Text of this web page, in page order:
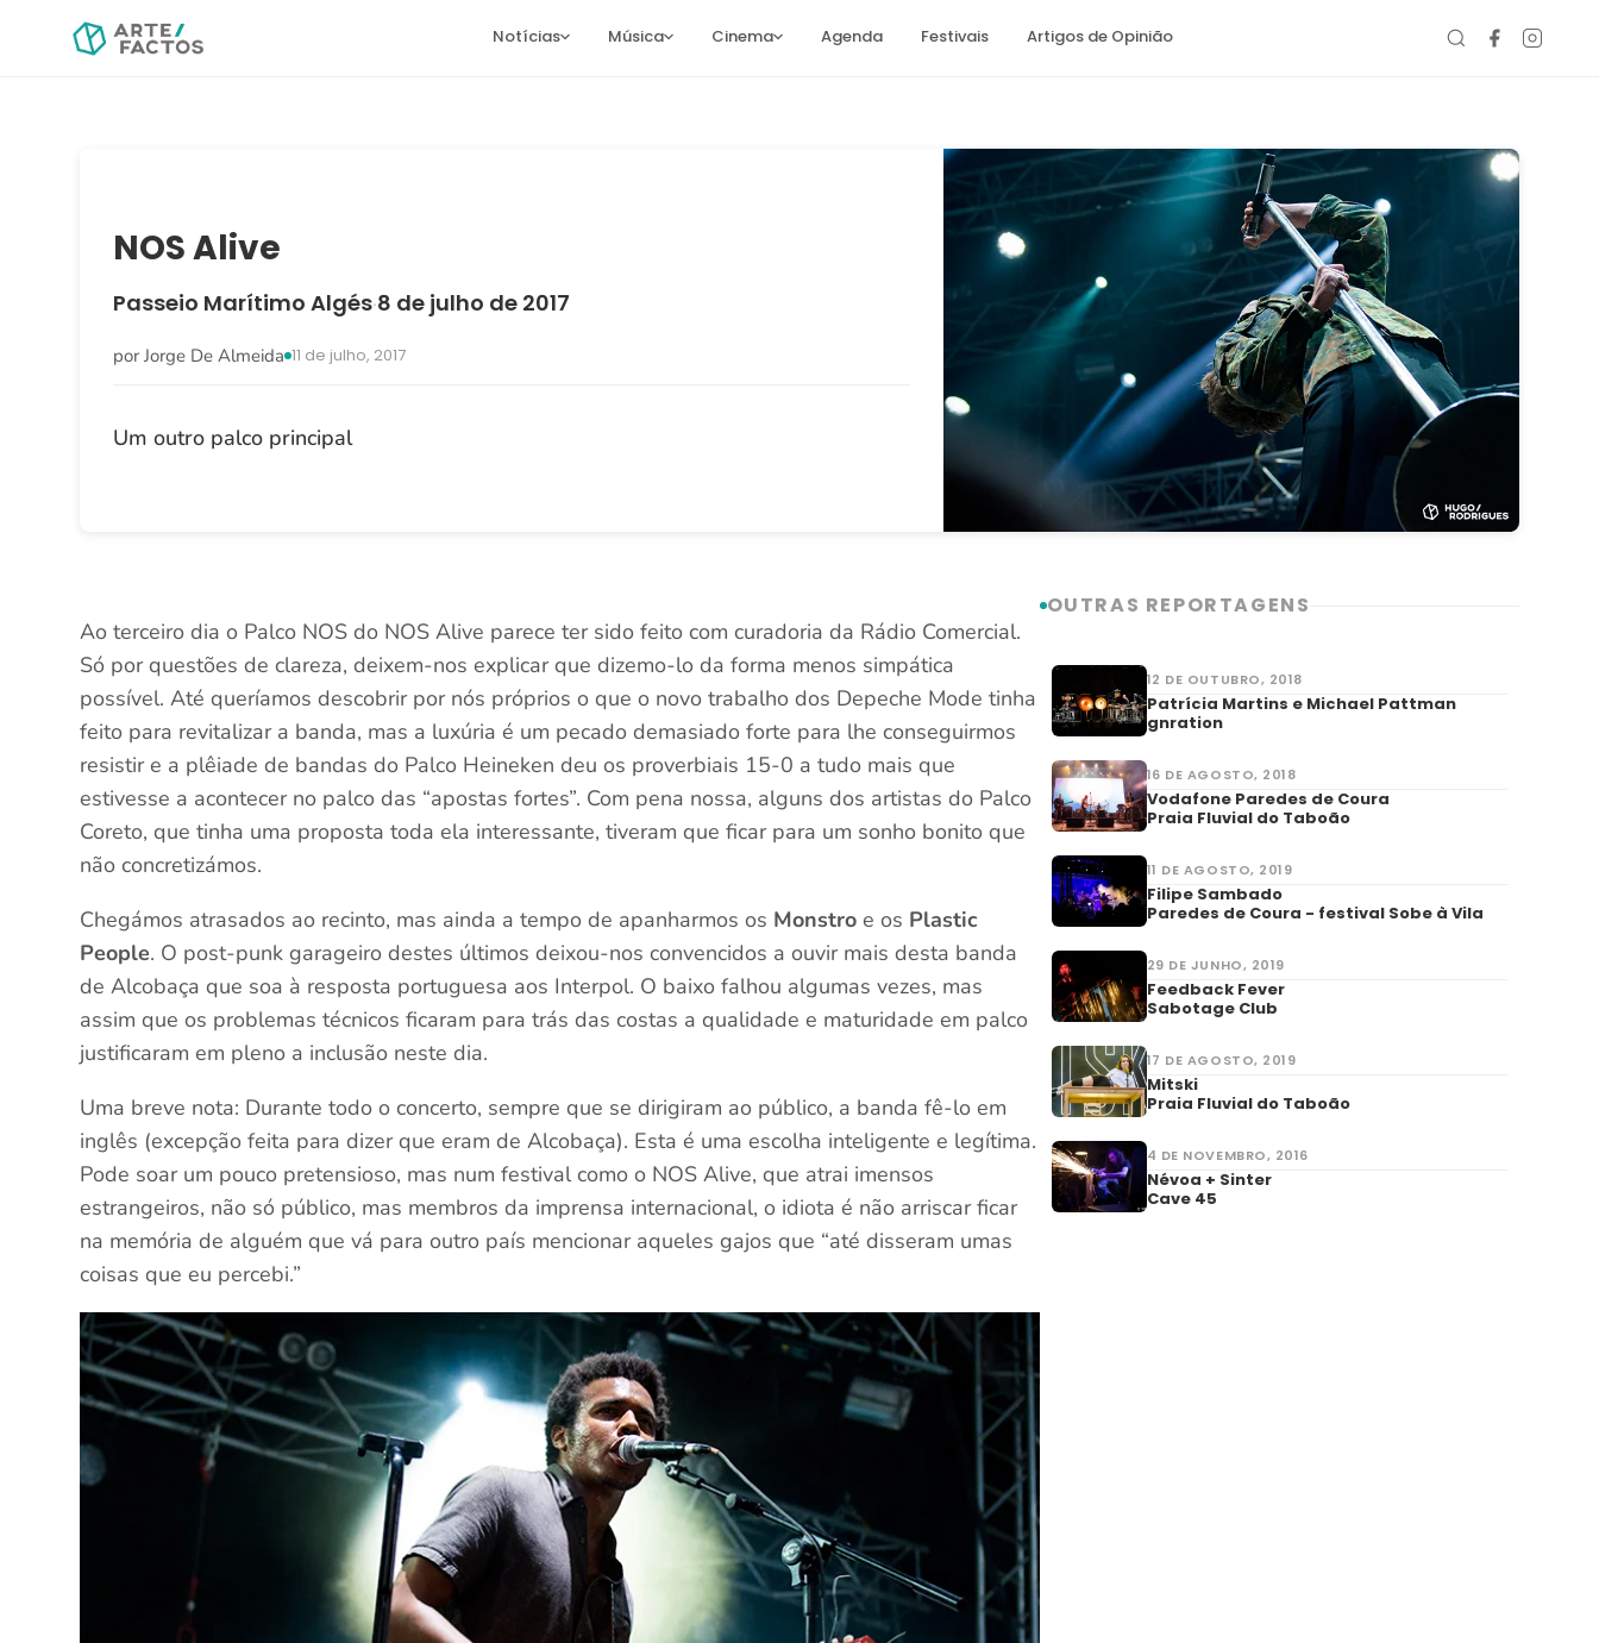
Notícias Música Cinema Agenda Festivais Artigos de Opinião
NOS Alive
Passeio Marítimo Algés·8 de julho de 2017
por Jorge De Almeida 11 de julho, 2017
Um outro palco principal
Ao terceiro dia o Palco NOS do NOS Alive parece ter sido feito com curadoria da Rádio Comercial.
Só por questões de clareza, deixem-nos explicar que dizemo-lo da forma menos simpática
possível. Até queríamos descobrir por nós próprios o que o novo trabalho dos Depeche Mode tinha
feito para revitalizar a banda, mas a luxúria é um pecado demasiado forte para lhe conseguirmos
resistir e a plêiade de bandas do Palco Heineken deu os proverbiais 15-0 a tudo mais que
estivesse a acontecer no palco das “apostas fortes”. Com pena nossa, alguns dos artistas do Palco
Coreto, que tinha uma proposta toda ela interessante, tiveram que ficar para um sonho bonito que
não concretizámos.
Chegámos atrasados ao recinto, mas ainda a tempo de apanharmos os Monstro e os Plastic
People. O post-punk garageiro destes últimos deixou-nos convencidos a ouvir mais desta banda
de Alcobaça que soa à resposta portuguesa aos Interpol. O baixo falhou algumas vezes, mas
assim que os problemas técnicos ficaram para trás das costas a qualidade e maturidade em palco
justificaram em pleno a inclusão neste dia.
Uma breve nota: Durante todo o concerto, sempre que se dirigiram ao público, a banda fê-lo em
inglês (excepção feita para dizer que eram de Alcobaça). Esta é uma escolha inteligente e legítima.
Pode soar um pouco pretensioso, mas num festival como o NOS Alive, que atrai imensos
estrangeiros, não só público, mas membros da imprensa internacional, o idiota é não arriscar ficar
na memória de alguém que vá para outro país mencionar aqueles gajos que “até disseram umas
coisas que eu percebi.”
OUTRAS REPORTAGENS
12 DE OUTUBRO, 2018
Patrícia Martins e Michael Pattman
gnration
16 DE AGOSTO, 2018
Vodafone Paredes de Coura
Praia Fluvial do Taboão
11 DE AGOSTO, 2019
Filipe Sambado
Paredes de Coura - festival Sobe à Vila
29 DE JUNHO, 2019
Feedback Fever
Sabotage Club
17 DE AGOSTO, 2019
Mitski
Praia Fluvial do Taboão
4 DE NOVEMBRO, 2016
Névoa + Sinter
Cave 45